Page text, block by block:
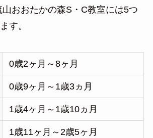
おおたかの森S・C教室には5つ
す。
0歳2ヶ月～8ヶ月
0歳9ヶ月～1歳3ヵ月
1歳4ヶ月～1歳10ヵ月
1歳11ヶ月～2歳5ヶ月